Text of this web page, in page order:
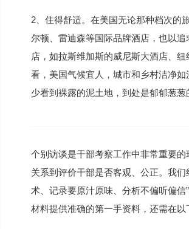
2、住得舒适。在美国无论那种档次的
尔顿、雷迪森等国际品牌酒店，也以
店，如拉斯维加斯的威尼斯大酒店、
看，美国气候宜人，城市和乡村洁净
少看到裸露的泥土地，到处是郁郁葱
个别访谈是干部考察工作中非常重要
关系到评价干部是否客观、公正。我
术、记录要原汁原味、分析不偏听偏
材料提供准确的第一手资料，还需在